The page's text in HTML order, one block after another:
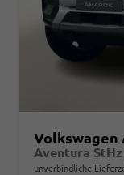
Volkswagen
Aventura
unverbindliche